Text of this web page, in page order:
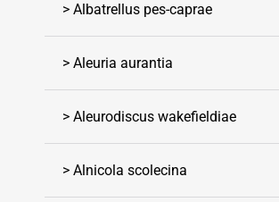
> Albatrellus pes-caprae
> Aleuria aurantia
> Aleurodiscus wakefieldiae
> Alnicola scolecina